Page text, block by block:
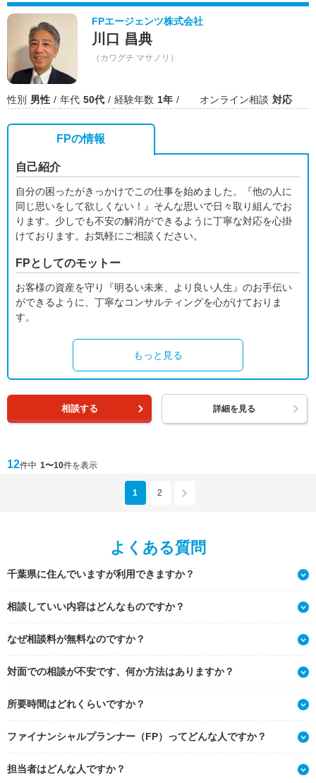
FPエージェンツ株式会社
川口 昌典
（カワグチ マサノリ）
性別 男性 年代 50代 経験年数 1年 オンライン相談 対応
FPの情報
自己紹介
自分の困ったがきっかけでこの仕事を始めました。『他の人に
同じ思いをして欲しくない！』そんな思いで日々取り組んでお
ります。少しでも不安の解消ができるように丁寧な対応を心掛
けております。お気軽にご相談ください。
FPとしてのモットー
お客様の資産を守り『明るい未来、より良い人生』のお手伝い
ができるように、丁寧なコンサルティングを心がけておりま
す。
もっと見る
相談する 詳細を見る
12件中 1〜10件を表示
1 2
よくある質問
千葉県に住んでいますが利用できますか？
相談していい内容はどんなものですか？
なぜ相談料が無料なのですか？
対面での相談が不安です、何か方法はありますか？
所要時間はどれくらいですか？
ファイナンシャルプランナー（FP）ってどんな人ですか？
担当者はどんな人ですか？